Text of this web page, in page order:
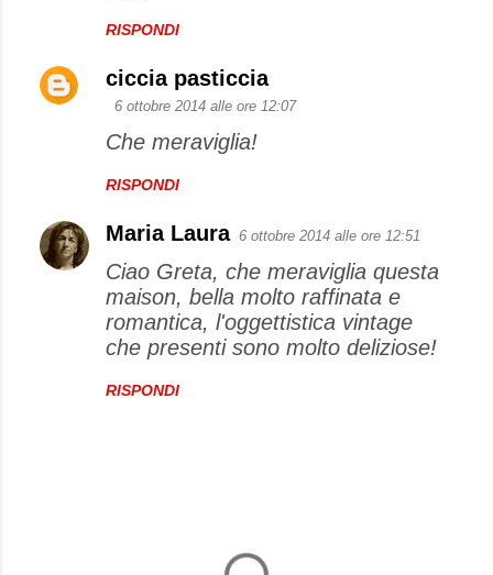
RISPONDI
ciccia pasticcia
6 ottobre 2014 alle ore 12:07
Che meraviglia!
RISPONDI
Maria Laura 6 ottobre 2014 alle ore 12:51
Ciao Greta, che meraviglia questa
maison, bella molto raffinata e
romantica, l'oggettistica vintage
che presenti sono molto deliziose!
RISPONDI